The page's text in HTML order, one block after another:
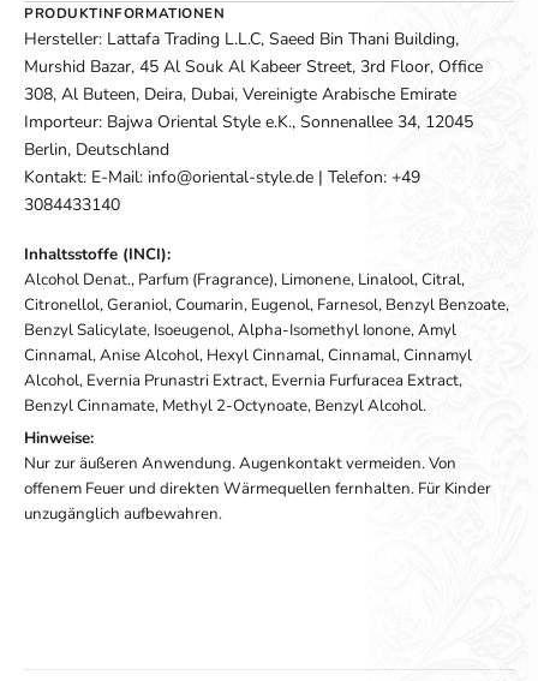
PRODUKTINFORMATIONEN
Hersteller: Lattafa Trading L.L.C, Saeed Bin Thani Building,
Murshid Bazar, 45 Al Souk Al Kabeer Street, 3rd Floor, Office
308, Al Buteen, Deira, Dubai, Vereinigte Arabische Emirate
Importeur: Bajwa Oriental Style e.K., Sonnenallee 34, 12045
Berlin, Deutschland
Kontakt: E-Mail: info@oriental-style.de | Telefon: +49
3084433140
Inhaltsstoffe (INCI):
Alcohol Denat., Parfum (Fragrance), Limonene, Linalool, Citral,
Citronellol, Geraniol, Coumarin, Eugenol, Farnesol, Benzyl Benzoate,
Benzyl Salicylate, Isoeugenol, Alpha-Isomethyl Ionone, Amyl
Cinnamal, Anise Alcohol, Hexyl Cinnamal, Cinnamal, Cinnamyl
Alcohol, Evernia Prunastri Extract, Evernia Furfuracea Extract,
Benzyl Cinnamate, Methyl 2-Octynoate, Benzyl Alcohol.
Hinweise:
Nur zur äußeren Anwendung. Augenkontakt vermeiden. Von
offenem Feuer und direkten Wärmequellen fernhalten. Für Kinder
unzugänglich aufbewahren.